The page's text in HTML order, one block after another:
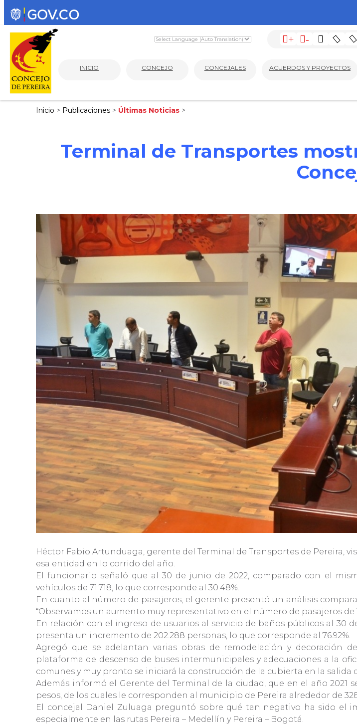
+ -
INICIO CONCEJO CONCEJALES ACUERDOS Y PROYECTOS
Inicio > Publicaciones > Últimas Noticias >
Terminal de Transportes
Héctor Fabio Artunduaga, gerente del Terminal de Transportes de Pereira,
esa entidad en lo corrido del año.
El funcionario señaló que al 30 de junio de 2022, comparado con el
vehículos de 71.718, lo que corresponde al 30.48%.
En cuanto al número de pasajeros, el gerente presentó un análisis
“Observamos un aumento muy representativo en el número de pasajeros de
En relación con el ingreso de usuarios al servicio de baños públicos al 30
presenta un incremento de 202.288 personas, lo que corresponde al 76.92%.
Agregó que se adelantan varias obras de remodelación y decoración
plataforma de descenso de buses intermunicipales y adecuaciones a la
comunes y muy pronto se iniciará la construcción de la cubierta en la salida
Además informó el Gerente del Terminal de la ciudad, que en el año
pesos, de los cuales le corresponden al municipio de Pereira alrededor de
El concejal Daniel Zuluaga preguntó sobre qué tan negativo ha sido el
especialmente en las rutas Pereira – Medellín y Pereira – Bogotá.